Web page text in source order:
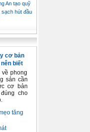
An tạo quỹ
sạch hút đầu
cơ bản
biết
về phong
sản cần
cơ bản
cho
tăng